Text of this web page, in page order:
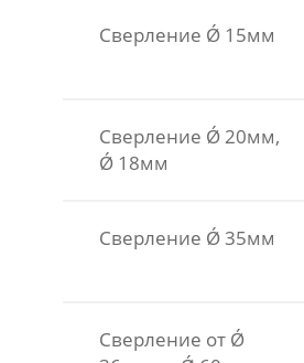
Сверление Ǿ 15мм
Сверление Ǿ 20мм,
Ǿ 18мм
Сверление Ǿ 35мм
Сверление от Ǿ